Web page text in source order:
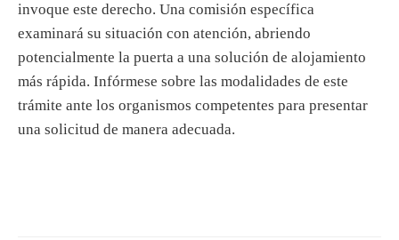
invoque este derecho. Una comisión específica
examinará su situación con atención, abriendo
potencialmente la puerta a una solución de alojamiento
más rápida. Infórmese sobre las modalidades de este
trámite ante los organismos competentes para presentar
una solicitud de manera adecuada.